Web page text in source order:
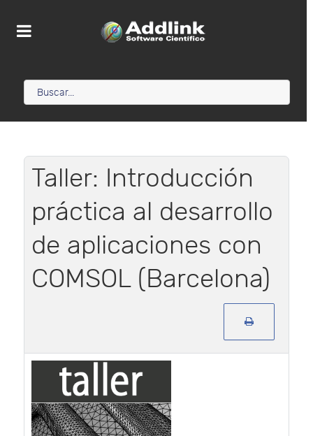
Taller: Introducción
práctica al desarrollo
de aplicaciones con
COMSOL (Barcelona)